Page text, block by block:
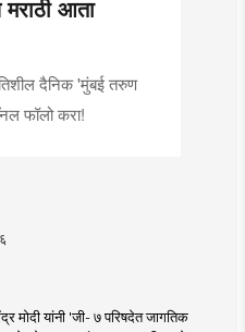
आता
दैनिक 'मुंबई तरुण
फॉलो करा!
मोदी यांनी 'जी- ७ परिषदेत जागतिक